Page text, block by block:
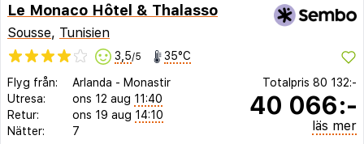
Le Monaco Hôtel & Thalasso
Sousse, Tunisien
3,5/5 35°C
Flyg från: Arlanda - Monastir
Utresa:
ons 12 aug 11:40
Retur:
ons 19 aug 14:10
Nätter:
7
Totalpris 80 132:-
40 066:-
läs mer